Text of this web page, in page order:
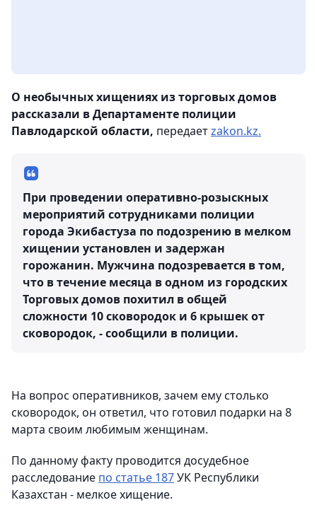
О необычных хищениях из торговых домов
рассказали в Департаменте полиции
Павлодарской области, передаетzakon.kz.
При проведении оперативно-розыскных
мероприятий сотрудниками полиции
города Экибастуза по подозрению в мелком
хищении установлен и задержан
горожанин. Мужчина подозревается в том,
что в течение месяца в одном из городских
Торговых домов похитил в общей
сложности 10 сковородок и 6 крышек от
сковородок, - сообщили в полиции.
На вопрос оперативников, зачем ему столько
сковородок, он ответил, что готовил подарки на 8
марта своим любимым женщинам.
По данному факту проводится досудебное
расследование по статье 187УК Республики
Казахстан - мелкое хищение.